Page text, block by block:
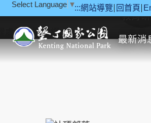
:::網站導覽 回首頁
Select Language ▼
最新消
教育